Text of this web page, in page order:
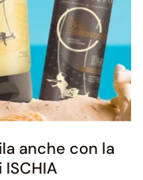
anche con la